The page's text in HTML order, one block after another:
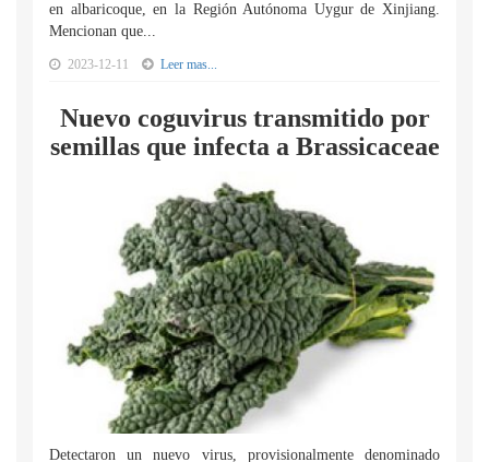
en albaricoque, en la Región Autónoma Uygur de Xinjiang.
Mencionan que...
2023-12-11 Leer mas...
Nuevo coguvirus transmitido por
semillas que infecta a Brassicaceae
Detectaron un nuevo virus, provisionalmente denominado